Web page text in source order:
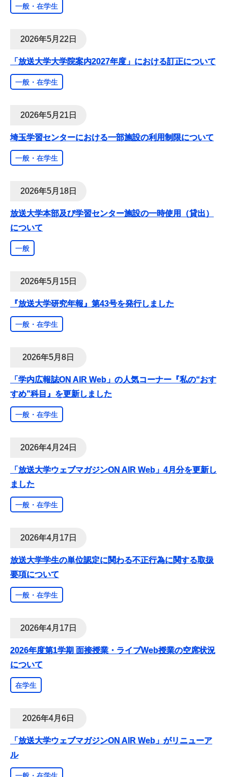
一般・在学生
2026年5月22日
「放送大学大学院案内2027年度」における訂正について
一般・在学生
2026年5月21日
埼玉学習センターにおける一部施設の利用制限について
一般・在学生
2026年5月18日
放送大学本部及び学習センター施設の一時使用（貸出）
について
一般
2026年5月15日
『放送大学研究年報』第43号を発行しました
一般・在学生
2026年5月8日
「学内広報誌ON AIR Web」の人気コーナー『私の“おす
すめ”科目』を更新しました
一般・在学生
2026年4月24日
「放送大学ウェブマガジンON AIR Web」4月分を更新し
ました
一般・在学生
2026年4月17日
放送大学学生の単位認定に関わる不正行為に関する取扱
要項について
一般・在学生
2026年4月17日
2026年度第1学期 面接授業・ライブWeb授業の空席状況
について
在学生
2026年4月6日
「放送大学ウェブマガジンON AIR Web」がリニューア
ル